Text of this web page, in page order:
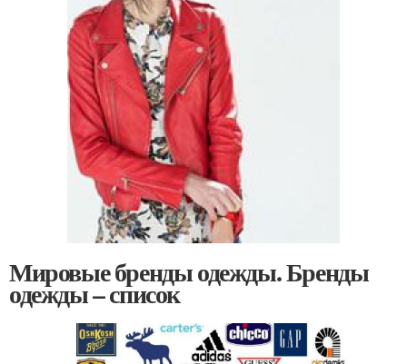
Мировые бренды одежды. Бренды
одежды – список